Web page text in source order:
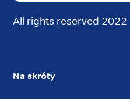
All rights reserved 2022
Na skróty